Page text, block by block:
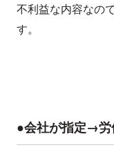
不利益な内容なの
す。
●会社が指定→労